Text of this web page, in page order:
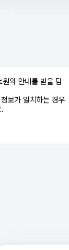
원의 안내를 받을 담
보가 일치하는 경우